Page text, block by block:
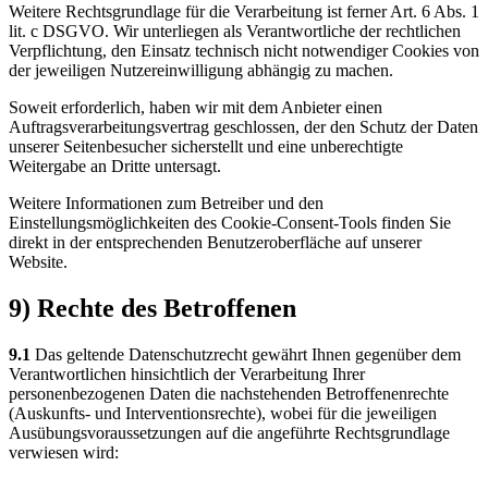
Weitere Rechtsgrundlage für die Verarbeitung ist ferner Art. 6 Abs. 1
lit. c DSGVO. Wir unterliegen als Verantwortliche der rechtlichen
Verpflichtung, den Einsatz technisch nicht notwendiger Cookies von
der jeweiligen Nutzereinwilligung abhängig zu machen.
Soweit erforderlich, haben wir mit dem Anbieter einen
Auftragsverarbeitungsvertrag geschlossen, der den Schutz der Daten
unserer Seitenbesucher sicherstellt und eine unberechtigte
Weitergabe an Dritte untersagt.
Weitere Informationen zum Betreiber und den
Einstellungsmöglichkeiten des Cookie-Consent-Tools finden Sie
direkt in der entsprechenden Benutzeroberfläche auf unserer
Website.
9) Rechte des Betroffenen
9.1 Das geltende Datenschutzrecht gewährt Ihnen gegenüber dem
Verantwortlichen hinsichtlich der Verarbeitung Ihrer
personenbezogenen Daten die nachstehenden Betroffenenrechte
(Auskunfts- und Interventionsrechte), wobei für die jeweiligen
Ausübungsvoraussetzungen auf die angeführte Rechtsgrundlage
verwiesen wird: